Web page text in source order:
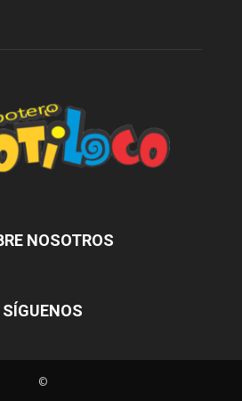
NOSOTROS
SÍGUENOS
©